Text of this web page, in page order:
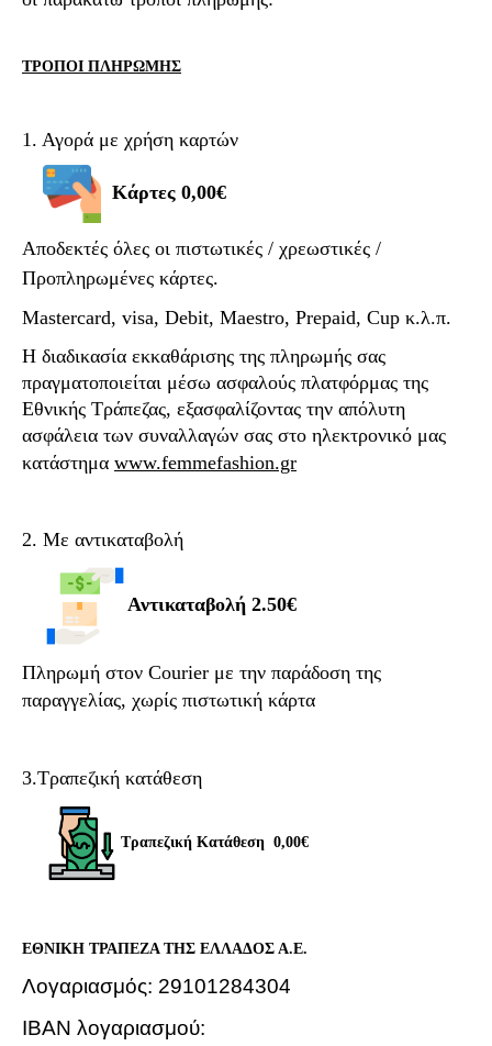
ΤΡΟΠΟΙ ΠΛΗΡΩΜΗΣ
1. Αγορά με χρήση καρτών
Κάρτες0,00€
Αποδεκτές όλες οι πιστωτικές / χρεωστικές /
Προπληρωμένες κάρτες.
Mastercard, visa, Debit, Maestro, Prepaid, Cup κ.λ.π.
H διαδικασία εκκαθάρισης της πληρωμής σας
πραγματοποιείται μέσω ασφαλούς πλατφόρμας της
Εθνικής Τράπεζας, εξασφαλίζοντας την απόλυτη
ασφάλεια των συναλλαγών σας στο ηλεκτρονικό μας
κατάστημα www.femmefashion.gr
2. Με αντικαταβολή
Αντικαταβολή2.50€
Πληρωμή στον Courier με την παράδοση της
παραγγελίας, χωρίς πιστωτική κάρτα
3.Τραπεζική κατάθεση
Τραπεζική Κατάθεση0,00€
ΕΘΝΙΚΗ ΤΡΑΠΕΖΑ ΤΗΣ ΕΛΛΑΔΟΣ Α.Ε.
Λογαριασμός: 29101284304
IBAN λογαριασμού: